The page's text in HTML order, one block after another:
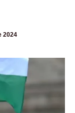
2024